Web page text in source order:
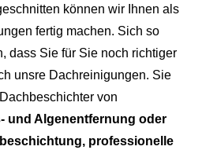
können wir Ihnen als
fertig machen. Sich so
dass Sie für Sie noch richtiger
unsre Dachreinigungen. Sie
von
und Algenentfernung oder
professionelle